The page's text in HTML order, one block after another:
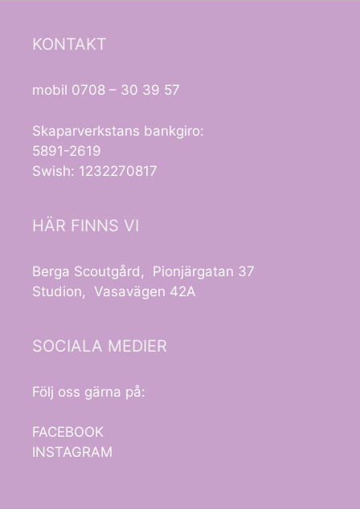
KONTAKT
mobil 0708 – 30 39 57
Skaparverkstans bankgiro:
5891-2619
Swish: 1232270817
HÄR FINNS VI
Berga Scoutgård, Pionjärgatan 37
Studion, Vasavägen 42A
SOCIALA MEDIER
Följ oss gärna på:
FACEBOOK
INSTAGRAM